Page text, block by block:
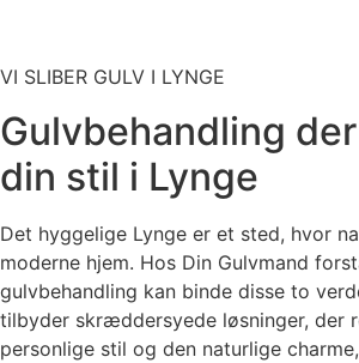
VI SLIBER GULV I LYNGE
Gulvbehandling
din stil i Lynge
Det hyggelige Lynge er et sted, hvor
moderne hjem. Hos Din Gulvmand
gulvbehandling kan binde disse to
tilbyder skræddersyede løsninger, der
personlige stil og den naturlige